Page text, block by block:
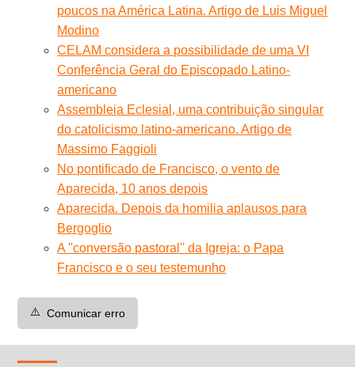
poucos na América Latina. Artigo de Luis Miguel
Modino
CELAM considera a possibilidade de uma VI
Conferência Geral do Episcopado Latino-
americano
Assembleia Eclesial, uma contribuição singular
do catolicismo latino-americano. Artigo de
Massimo Faggioli
No pontificado de Francisco, o vento de
Aparecida, 10 anos depois
Aparecida. Depois da homilia aplausos para
Bergoglio
A ''conversão pastoral'' da Igreja: o Papa
Francisco e o seu testemunho
⚠️ Comunicar erro